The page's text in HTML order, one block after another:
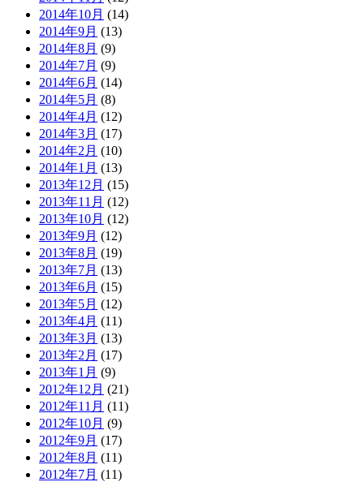
2014年10月 (14)
2014年9月 (13)
2014年8月 (9)
2014年7月 (9)
2014年6月 (14)
2014年5月 (8)
2014年4月 (12)
2014年3月 (17)
2014年2月 (10)
2014年1月 (13)
2013年12月 (15)
2013年11月 (12)
2013年10月 (12)
2013年9月 (12)
2013年8月 (19)
2013年7月 (13)
2013年6月 (15)
2013年5月 (12)
2013年4月 (11)
2013年3月 (13)
2013年2月 (17)
2013年1月 (9)
2012年12月 (21)
2012年11月 (11)
2012年10月 (9)
2012年9月 (17)
2012年8月 (11)
2012年7月 (11)